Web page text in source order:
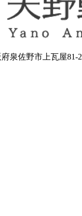
泉佐野市上瓦屋81-2